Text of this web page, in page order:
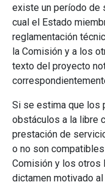
existe un período de
cual el Estado
reglamentación
la Comisión y a los
texto del proyecto
Si se estima que los
obstáculos a la libre
prestación de
o no son
Comisión y los otros
dictamen motivado